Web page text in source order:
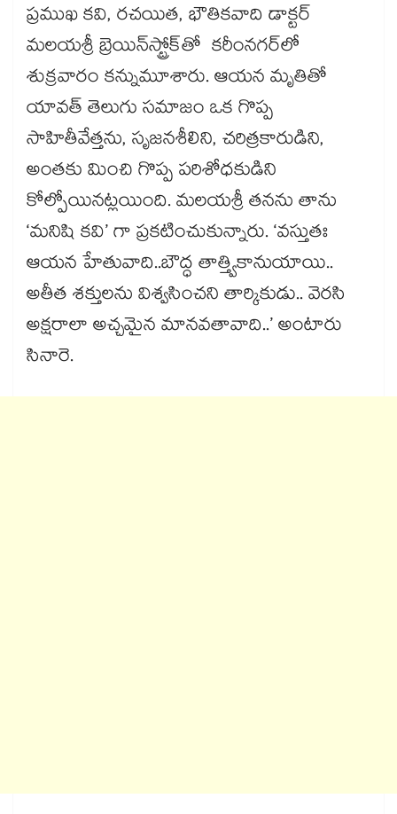
ప్రముఖ కవి, రచయిత, భౌతికవాది డాక్టర్​
మలయశ్రీ బ్రెయిన్​స్ట్రోక్​తో కరీంనగర్​లో
శుక్రవారం కన్నుమూశారు. ఆయన మృతితో
యావత్​ తెలుగు సమాజం ఒక గొప్ప
సాహితీవేత్తను, సృజనశీలిని, చరిత్రకారుడిని,
అంతకు మించి గొప్ప పరిశోధకుడిని
కోల్పోయినట్లయింది. మలయశ్రీ తనను తాను
‘మనిషి కవి’ గా ప్రకటించుకున్నారు. ‘వస్తుతః
ఆయన హేతువాది..బౌద్ధ తాత్త్వికానుయాయి..
అతీత శక్తులను విశ్వసించని తార్కికుడు.. వెరసి
అక్షరాలా అచ్చమైన మానవతావాది..’ అంటారు
సినారె.